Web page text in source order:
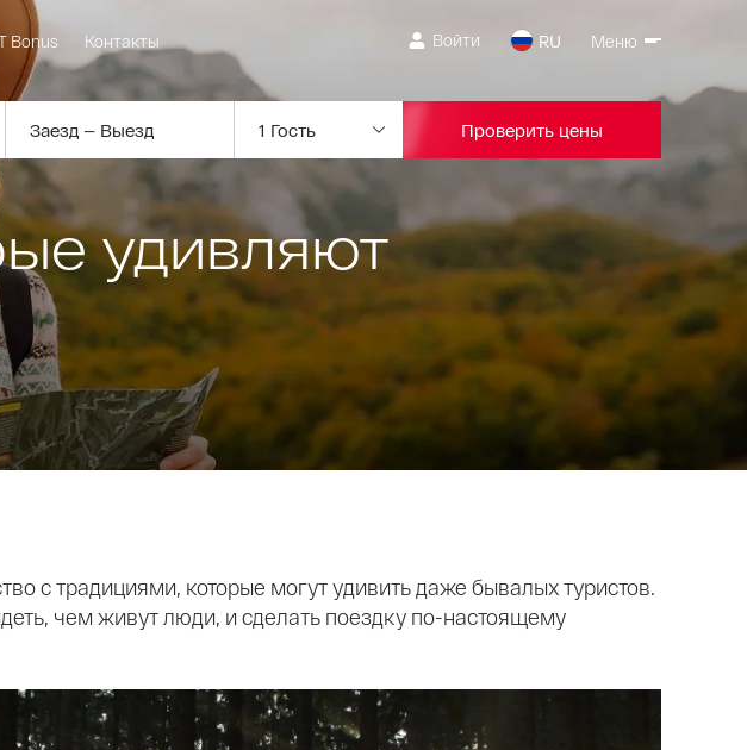
Bonus Контакты Войти RU Меню
Проверить цены
удивляют
с традициями, которые могут удивить даже бывалых туристов.
чем живут люди, и сделать поездку по-настоящему